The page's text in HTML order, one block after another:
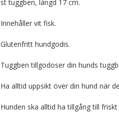
st tuggben, längd 17 cm.
Innehåller vit fisk.
Glutenfritt hundgodis.
Tuggben tillgodoser din hunds
Ha alltid uppsikt över din hund när
Hunden ska alltid ha tillgång till